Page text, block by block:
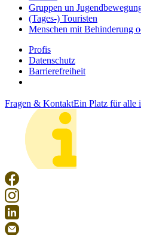
Gruppen un
(Tages-) Touristen
Menschen mit Behinderung
Profis
Datenschutz
Barrierefreiheit
Fragen & KontaktEin Platz für alle